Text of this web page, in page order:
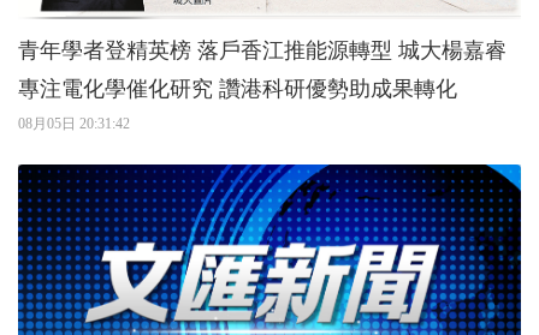
青年學者登精英榜 落戶香江推能源轉型 城大楊嘉睿
專注電化學催化研究 讚港科研優勢助成果轉化
08月05日 20:31:42